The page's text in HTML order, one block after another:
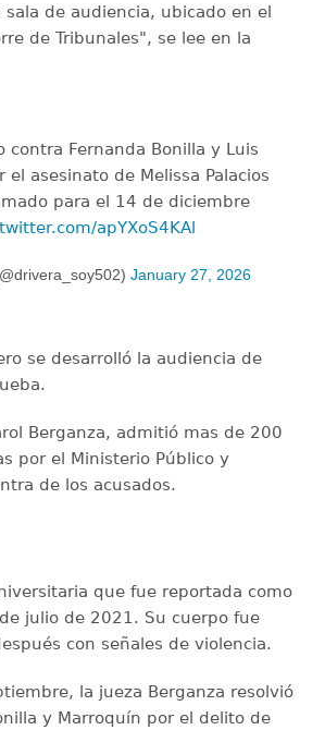
de audiencia, ubicado en el
de Tribunales", se lee en la
contra Fernanda Bonilla y Luis
el asesinato de Melissa Palacios
para el 14 de diciembre
apYXoS4KAl
January 27, 2026
se desarrolló la audiencia de
Berganza, admitió mas de 200
por el Ministerio Público y
de los acusados.
que fue reportada como
julio de 2021. Su cuerpo fue
con señales de violencia.
la jueza Berganza resolvió
y Marroquín por el delito de